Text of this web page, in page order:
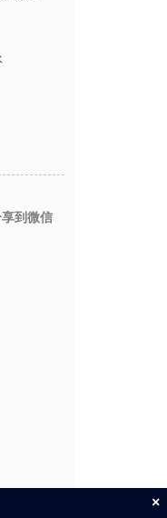
到微信
×